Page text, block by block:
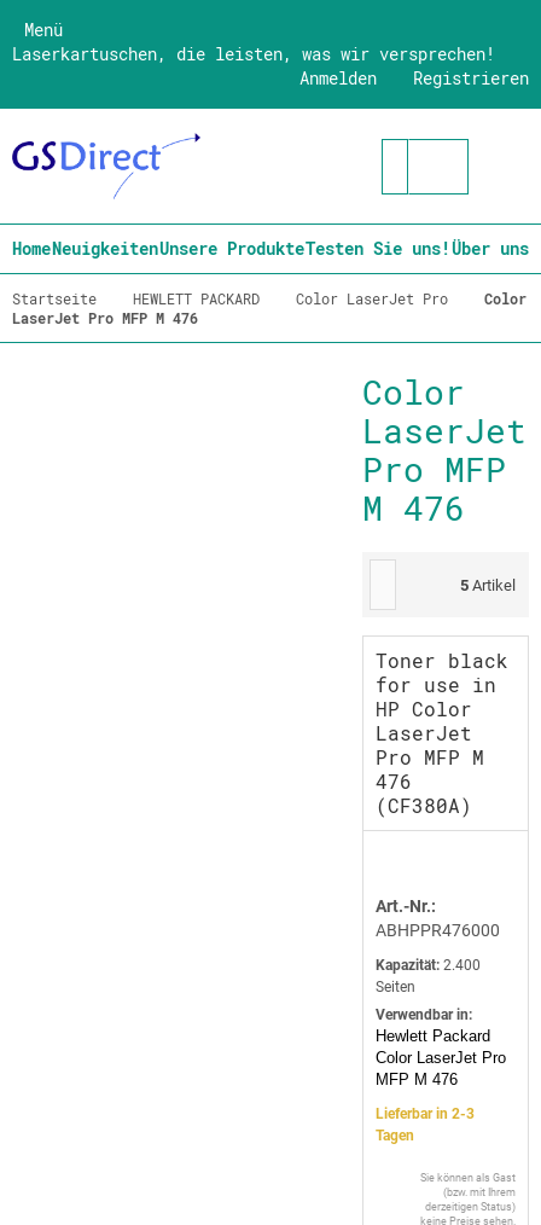
Menü
Laserkartuschen, die leisten, was wir versprechen!
Registrieren
Anmelden
HomeNeuigkeitenUnsere ProdukteTesten Sie uns!Über uns
Startseite HEWLETT PACKARD Color LaserJet Pro
Color
LaserJet Pro MFP M 476
Color
LaserJet
Pro MFP
M 476
5 Artikel
Toner black
for use in
HP Color
LaserJet
Pro MFP M
476
(CF380A)
Art.-Nr.:
ABHPPR476000
Kapazität: 2.400
Seiten
Verwendbar in:
Hewlett Packard
Color LaserJet Pro
MFP M 476
Lieferbar in 2-3
Tagen
Sie können als Gast
(bzw. mit Ihrem
derzeitigen Status)
keine Preise sehen.